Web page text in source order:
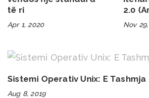
të ri
Apr 1, 2020
2.0
Nov
Sistemi Operativ Unix: E Tashmja
Aug 8, 2019